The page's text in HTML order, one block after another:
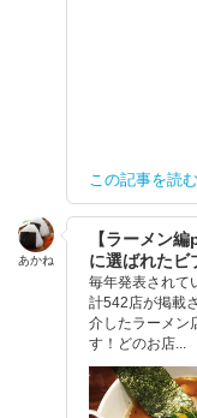
この記事を読む
あかね
【ラーメン
に選ばれたビ
毎年発表されて
計542店が掲載
介したラーメン
す！どのお店...